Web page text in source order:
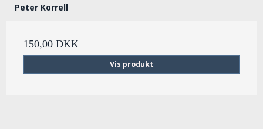
Peter Korrell
150,00 DKK
Vis produkt